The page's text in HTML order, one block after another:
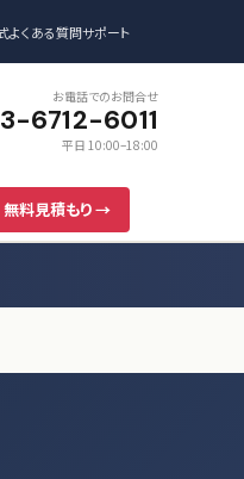
よくある質問サポート
お電話でのお問合せ
6712-6011
平日 10:00–18:00
無料見積もり →